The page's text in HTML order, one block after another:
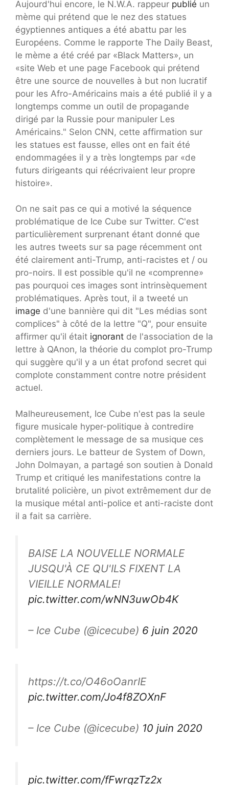
Aujourd'hui encore, le N.W.A. rappeur publié un
mème qui prétend que le nez des statues
égyptiennes antiques a été abattu par les
Européens. Comme le rapporte The Daily Beast,
le mème a été créé par «Black Matters», un
«site Web et une page Facebook qui prétend
être une source de nouvelles à but non lucratif
pour les Afro-Américains mais a été publié il y a
longtemps comme un outil de propagande
dirigé par la Russie pour manipuler Les
Américains." Selon CNN, cette affirmation sur
les statues est fausse, elles ont en fait été
endommagées il y a très longtemps par «de
futurs dirigeants qui réécrivaient leur propre
histoire».
On ne sait pas ce qui a motivé la séquence
problématique de Ice Cube sur Twitter. C'est
particulièrement surprenant étant donné que
les autres tweets sur sa page récemment ont
été clairement anti-Trump, anti-racistes et / ou
pro-noirs. Il est possible qu'il ne «comprenne»
pas pourquoi ces images sont intrinsèquement
problématiques. Après tout, il a tweeté un
image d'une bannière qui dit "Les médias sont
complices" à côté de la lettre "Q", pour ensuite
affirmer qu'il était ignorant de l'association de la
lettre à QAnon, la théorie du complot pro-Trump
qui suggère qu'il y a un état profond secret qui
complote constamment contre notre président
actuel.
Malheureusement, Ice Cube n'est pas la seule
figure musicale hyper-politique à contredire
complètement le message de sa musique ces
derniers jours. Le batteur de System of Down,
John Dolmayan, a partagé son soutien à Donald
Trump et critiqué les manifestations contre la
brutalité policière, un pivot extrêmement dur de
la musique métal anti-police et anti-raciste dont
il a fait sa carrière.
BAISE LA NOUVELLE NORMALE
JUSQU'À CE QU'ILS FIXENT LA
VIEILLE NORMALE!
pic.twitter.com/wNN3uwOb4K
– Ice Cube (@icecube) 6 juin 2020
https://t.co/O46oOanrIE
pic.twitter.com/Jo4f8ZOXnF
– Ice Cube (@icecube) 10 juin 2020
pic.twitter.com/fFwrqzTz2x